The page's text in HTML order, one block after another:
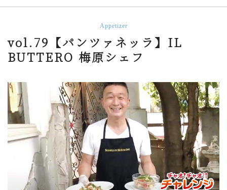
Appetizer
vol.79【パンツァネッラ】IL
BUTTERO 梅原シェフ